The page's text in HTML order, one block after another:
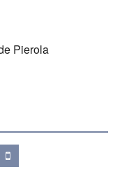
Pierola
mobile